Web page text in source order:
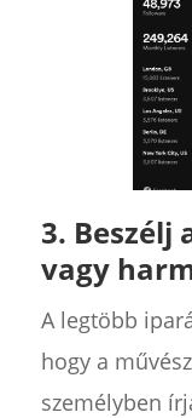
3. Beszélj
vagy
A legtöbb
hogy a
személyben